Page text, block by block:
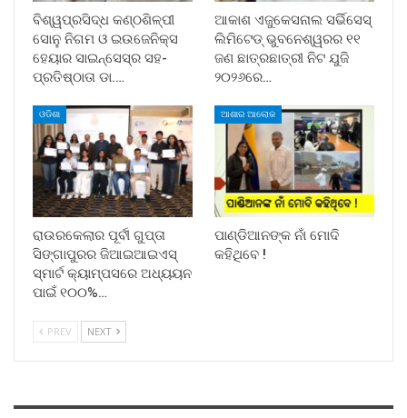
ବିଶ୍ୱପ୍ରସିଦ୍ଧ କଣ୍ଠଶିଳ୍ପୀ
ସୋନୁ ନିଗମ ଓ ଇଉଜେନିକ୍ସ
ହେୟାର ସାଇନ୍ସେସ୍ର ସହ-
ପ୍ରତିଷ୍ଠାତା ଡା.…
ଆକାଶ ଏଜୁକେସନାଲ ସର୍ଭିସେସ୍
ଲିମିଟେଡ୍ ଭୁବନେଶ୍ୱରର ୧୧
ଜଣ ଛାତ୍ରଛାତ୍ରୀ ନିଟ ଯୁଜି
୨୦୨୬ରେ…
ଓଡିଶା
ରାଉରକେଲାର ପୂର୍ବୀ ଗୁପ୍ତା
ସିଙ୍ଗାପୁରର ଜିଆଇଆଇଏସ୍
ସ୍ମାର୍ଟ କ୍ୟାମ୍ପସରେ ଅଧ୍ୟୟନ
ପାଇଁ ୧୦୦%…
ଆଶାର ଆଲୋକ
ପାଣ୍ଡିଆନଙ୍କ ନାଁ ମୋଦି
କହିଥିବେ !
PREV NEXT